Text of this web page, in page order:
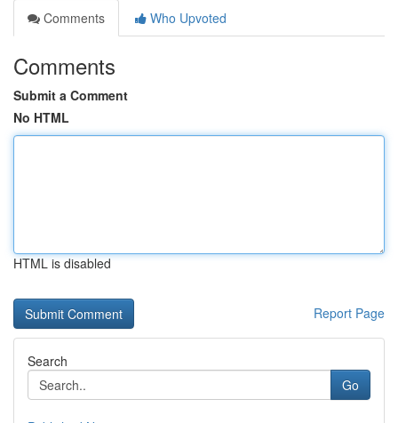
Comments
Who Upvoted
Comments
Submit a Comment
No HTML
HTML is disabled
Report Page
Search
Go